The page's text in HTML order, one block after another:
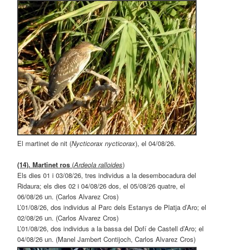
El martinet de nit (Nycticorax nycticorax), el 04/08/26.
(14). Martinet ros (Ardeola ralloides)
Els dies 01 i 03/08/26, tres individus a la desembocadura del
Ridaura; els dies 02 i 04/08/26 dos, el 05/08/26 quatre, el
06/08/26 un. (Carlos Alvarez Cros)
L’01/08/26, dos individus al Parc dels Estanys de Platja d’Aro; el
02/08/26 un. (Carlos Alvarez Cros)
L’01/08/26, dos individus a la bassa del Dofí de Castell d’Aro; el
04/08/26 un. (Manel Jambert Contijoch, Carlos Alvarez Cros)